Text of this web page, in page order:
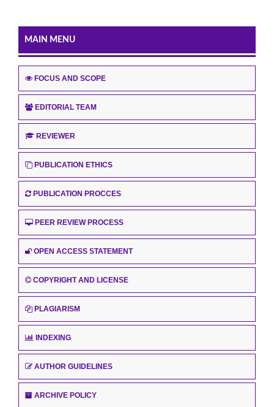
MAIN MENU
FOCUS AND SCOPE
EDITORIAL TEAM
REVIEWER
PUBLICATION ETHICS
PUBLICATION PROCCES
PEER REVIEW PROCESS
OPEN ACCESS STATEMENT
COPYRIGHT AND LICENSE
PLAGIARISM
INDEXING
AUTHOR GUIDELINES
ARCHIVE POLICY